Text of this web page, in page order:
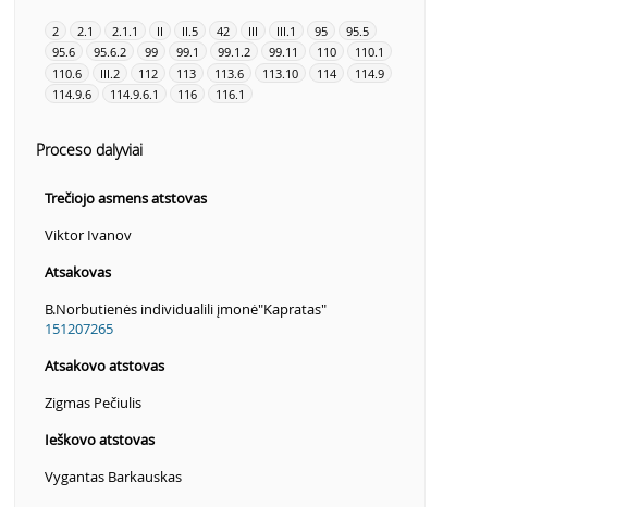
2 2.1 2.1.1 II II.5 42 III III.1 95
95.5
95.6
95.6.2 99 99.1 99.1.2 99.11 110
110.1
110.6
III.2 112 113 113.6 113.10 114
114.9
114.9.6
114.9.6.1 116 116.1
Proceso dalyviai
Trečiojo asmens atstovas
Viktor Ivanov
Atsakovas
B.Norbutienės individualili įmonė"Kapratas"
151207265
Atsakovo atstovas
Zigmas Pečiulis
Ieškovo atstovas
Vygantas Barkauskas